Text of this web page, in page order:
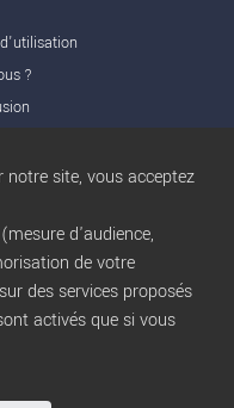
?
site, vous acceptez
d'audience,
de votre
des services proposés
activés que si vous